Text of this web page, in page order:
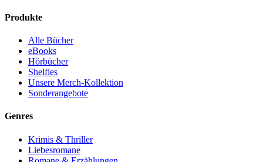
Produkte
Alle Bücher
eBooks
Hörbücher
Shelfies
Unsere Merch-Kollektion
Sonderangebote
Genres
Krimis & Thriller
Liebesromane